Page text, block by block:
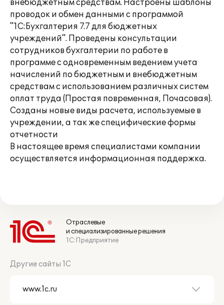
внебюджетным средствам. Настроены шаблоны
проводок и обмен данными с программой
"1С:Бухгалтерия 7.7 для бюджетных
учреждений". Проведены консультации
сотрудников бухгалтерии по работе в
программе с одновременным ведением учета
начислений по бюджетным и внебюджетным
средствам с использованием различных систем
оплат труда (Простая повременная, Почасовая).
Созданы новые виды расчета, используемые в
учреждении, а так же специфические формы
отчетности
В настоящее время специалистами компании
осуществляется информационная поддержка.
Отраслевые
и специализированные решения
1С:Предприятие
Другие сайты 1С